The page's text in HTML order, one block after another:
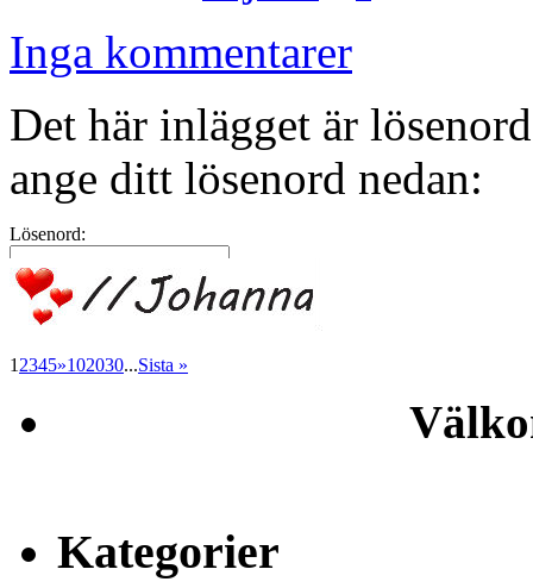
Inga kommentarer
Det här inlägget är
ange ditt lösenord nedan:
Lösenord:
1 2345»102030...Sista »
Kategorier